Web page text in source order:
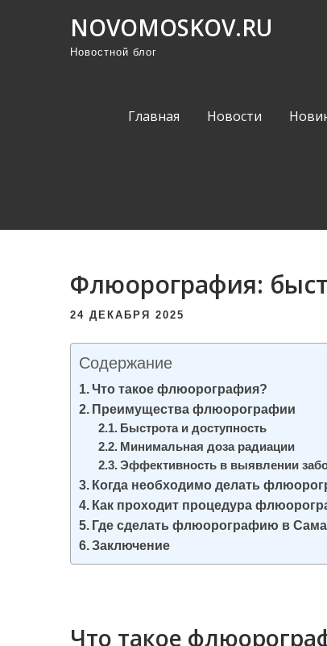
NOVOMOSKOV.RU
Новостной блог
Главная Новости
Флюорография:
24 ДЕКАБРЯ 2025
Содержание
Что такое флюорография?
Преимущества флюорографии
Быстрота и доступность
Минимальная доза радиации
Эффективность в выявлении
Когда необходимо делать
Как проходит процедура
Где сделать флюорографию в
Заключение
Что такое